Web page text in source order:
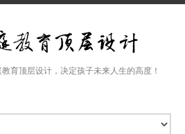
育顶层设计，决定孩子未来人生的高度！